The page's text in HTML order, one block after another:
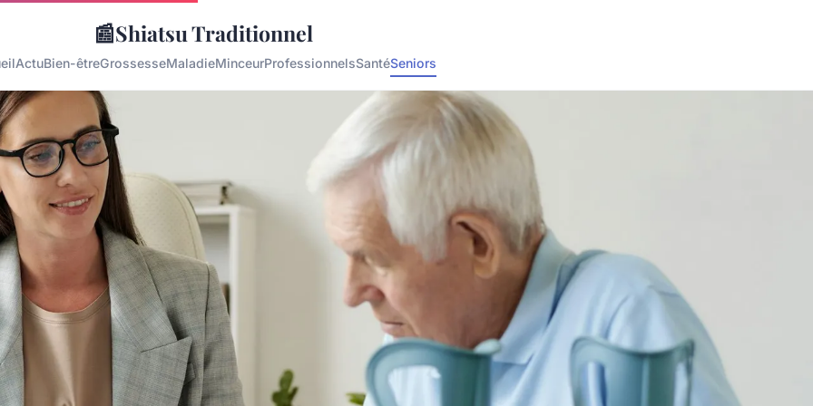
📰Shiatsu Traditionnel
ActuBien-êtreGrossesseMaladieMinceurProfessionnelsSantéSeniors